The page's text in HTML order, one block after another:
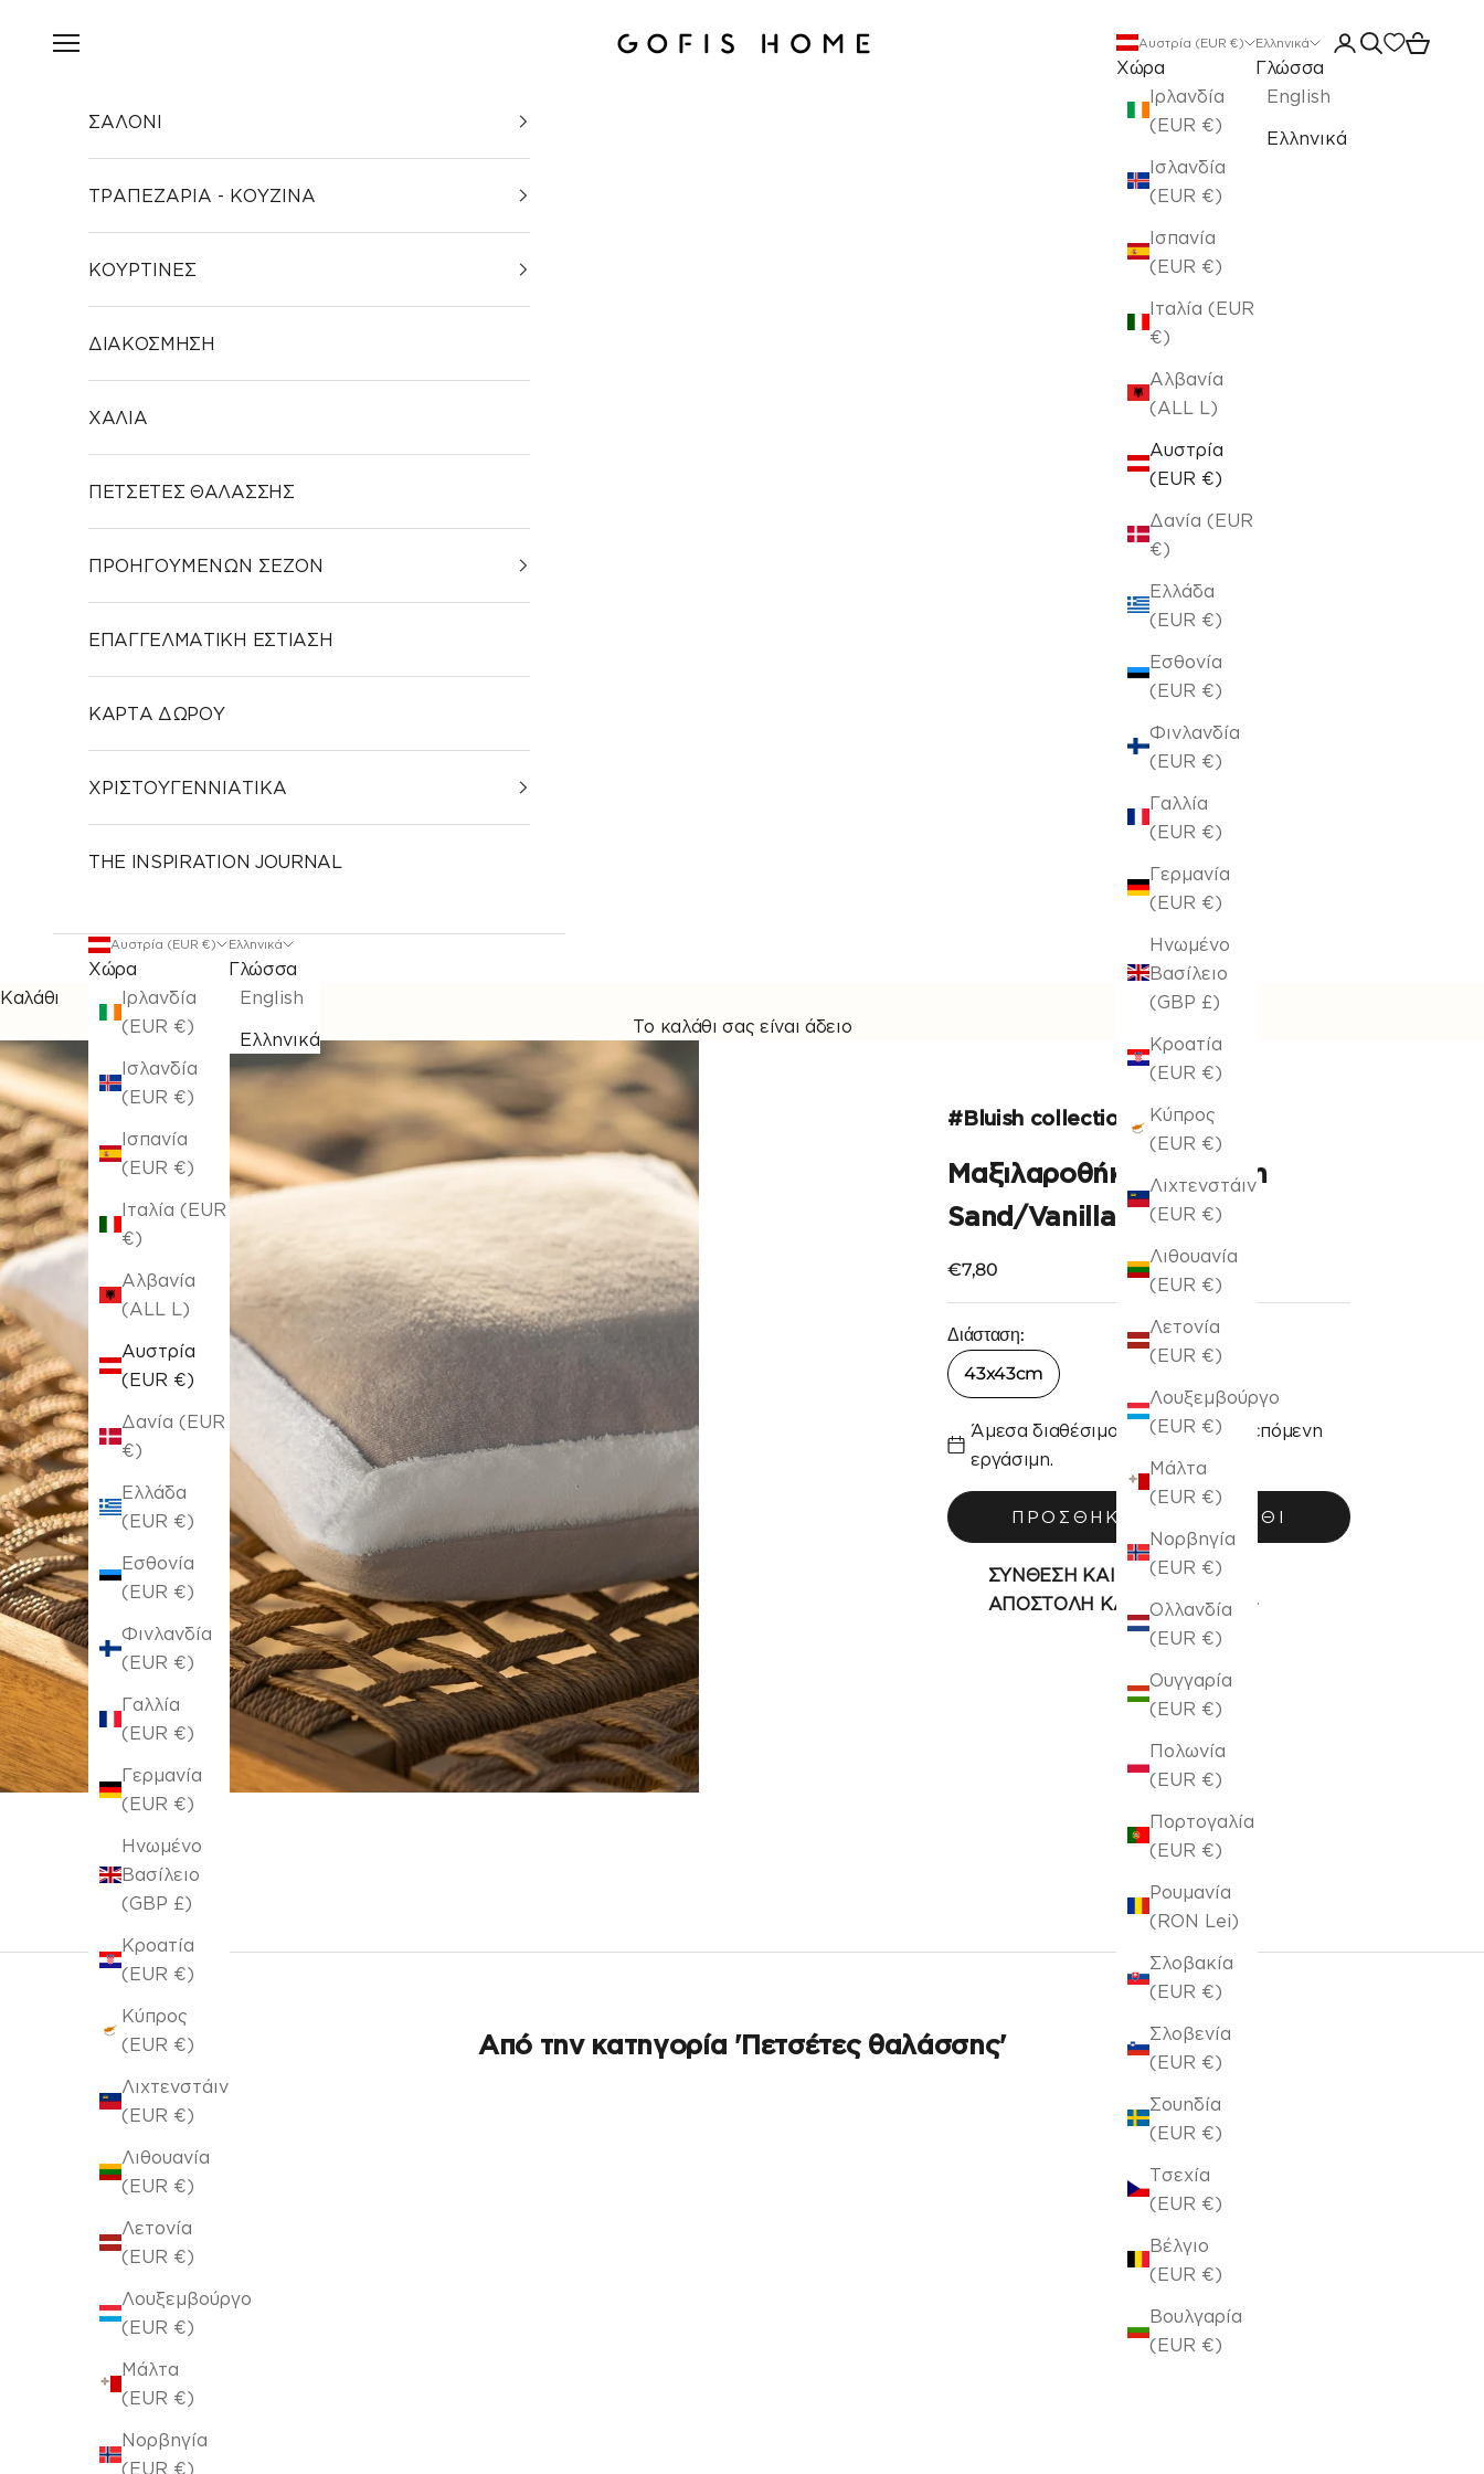
Gofis Home
Άνοιγμα μενού πλοήγησης Αυστρία (EUR €)
Χώρα
Ιρλανδία
(EUR €)
Ισλανδία
(EUR €)
Ισπανία
(EUR €)
Ιταλία (EUR
€)
Αλβανία
(ALL L)
Αυστρία
(EUR €)
Δανία (EUR
€)
Ελλάδα
(EUR €)
Εσθονία
(EUR €)
Φινλανδία
(EUR €)
Γαλλία
(EUR €)
Γερμανία
(EUR €)
Ηνωμένο
Βασίλειο
(GBP £)
Κροατία
(EUR €)
Κύπρος
(EUR €)
Λιχτενστάιν
(EUR €)
Λιθουανία
(EUR €)
Λετονία
(EUR €)
Λουξεμβούργο
(EUR €)
Μάλτα
(EUR €)
Νορβηγία
(EUR €)
Ολλανδία
(EUR €)
Ουγγαρία
(EUR €)
Πολωνία
(EUR €)
Πορτογαλία
(EUR €)
Ρουμανία
(RON Lei)
Σλοβακία
(EUR €)
Σλοβενία
(EUR €)
Σουηδία
(EUR €)
Τσεχία
(EUR €)
Βέλγιο
(EUR €)
Βουλγαρία
(EUR €)
Ελληνικά
Γλώσσα
English
Ελληνικά
Άνοιγμα σελίδας
ΆνοιγμαΆνοιγμα
ΣΑΛΟΝΙ
ΤΡΑΠΕΖΑΡΙΑ - ΚΟΥΖΙΝΑ
ΚΟΥΡΤΙΝΕΣ
ΔΙΑΚΟΣΜΗΣΗ
ΧΑΛΙΑ
ΠΕΤΣΕΤΕΣ ΘΑΛΑΣΣΗΣ
ΠΡΟΗΓΟΥΜΕΝΩΝ ΣΕΖΟΝ
ΕΠΑΓΓΕΛΜΑΤΙΚΗ ΕΣΤΙΑΣΗ
ΚΑΡΤΑ ΔΩΡΟΥ
ΧΡΙΣΤΟΥΓΕΝΝΙΑΤΙΚΑ
THE INSPIRATION JOURNAL
Αυστρία (EUR €)
Χώρα
Ιρλανδία
(EUR €)
Ισλανδία
(EUR €)
Ισπανία
(EUR €)
Ιταλία (EUR
€)
Αλβανία
(ALL L)
Αυστρία
(EUR €)
Δανία (EUR
€)
Ελλάδα
(EUR €)
Εσθονία
(EUR €)
Φινλανδία
(EUR €)
Γαλλία
(EUR €)
Γερμανία
(EUR €)
Ηνωμένο
Βασίλειο
(GBP £)
Κροατία
(EUR €)
Κύπρος
(EUR €)
Λιχτενστάιν
(EUR €)
Λιθουανία
(EUR €)
Λετονία
(EUR €)
Λουξεμβούργο
(EUR €)
Μάλτα
(EUR €)
Νορβηγία
(EUR €)
Ελληνικά
Γλώσσα
English
Ελληνικά
Καλάθι
Το καλάθι σας είναι άδειο
#Bluish collection
Μαξιλαροθήκη 43x43cm
Sand/Vanilla 519/06
Τιμή πώλησης
€7,80
Διάσταση:
43x43cm
Άμεσα διαθέσιμο, αποστολή την επόμενη
εργάσιμη.
ΠΡΟΣΘΉΚΗ ΣΤΟ ΚΑΛΆΘΙ
ΣΥΝΘΕΣΗ ΚΑΙ ΦΡΟΝΤΙΔΑ
ΑΠΟΣΤΟΛΗ ΚΑΙ ΕΠΙΣΤΡΟΦΗ
Από την κατηγορία 'Πετσέτες θαλάσσης'